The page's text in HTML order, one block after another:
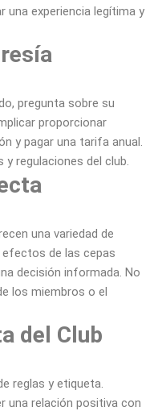
una experiencia legítima y
pregunta sobre su
proporcionar
y pagar una tarifa anual.
y regulaciones del club.
una variedad de
de las cepas
decisión informada. No
los miembros o el
del Club
reglas y etiqueta.
una relación positiva con